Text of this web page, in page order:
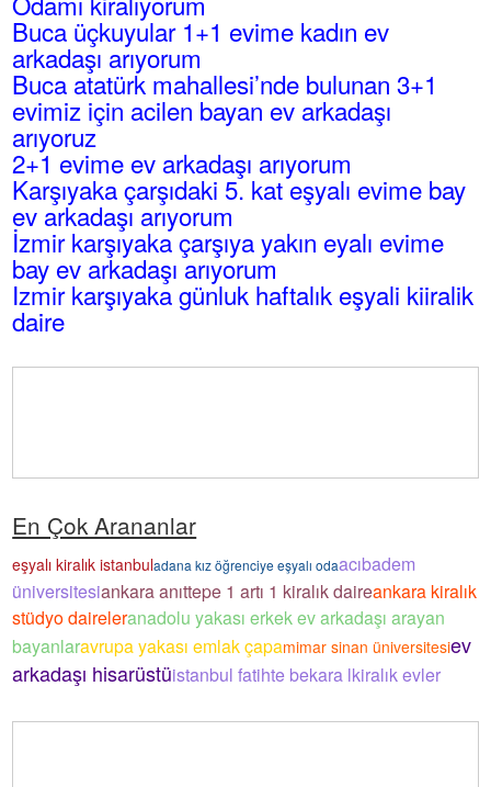
Buca üçkuyular 1+1 evime kadın ev
arkadaşı arıyorum
Buca atatürk mahallesi’nde bulunan 3+1
evimiz için acilen bayan ev arkadaşı
arıyoruz
2+1 evime ev arkadaşı arıyorum
Karşıyaka çarşıdaki 5. kat eşyalı evime bay
ev arkadaşı arıyorum
İzmir karşıyaka çarşıya yakın eyalı evime
bay ev arkadaşı arıyorum
Izmir karşıyaka günluk haftalık eşyali kiiralik
daire
En Çok Arananlar
eşyalı kiralık istanbuladana kız öğrenciye eşyalı odaacıbadem
üniversitesiankara anıttepe 1 artı 1 kiralık daireankara kiralık
stüdyo daireleranadolu yakası erkek ev arkadaşı arayan
bayanlaravrupa yakası emlak çapamimar sinan üniversitesiev
arkadaşı hisarüstüistanbul fatihte bekara lkiralık evler